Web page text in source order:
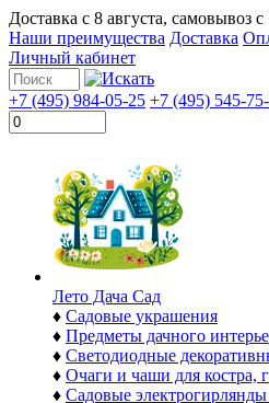
Доставка с 8 августа, самовывоз с
Наши преимущества Доставка
Личный кабинет
+7 (495) 984-05-25 +7 (495) 545-
Лето Дача Сад
♦ Садовые украшения
♦ Предметы дачного
♦ Светодиодные
♦ Очаги и чаши для костра,
♦ Садовые